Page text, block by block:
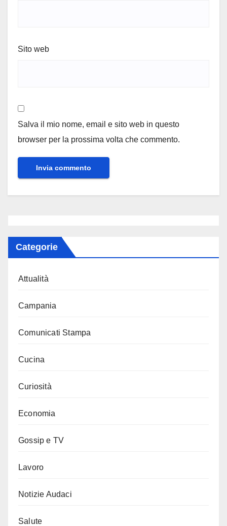
Sito web
Salva il mio nome, email e sito web in questo
browser per la prossima volta che commento.
Categorie
Attualità
Campania
Comunicati Stampa
Cucina
Curiosità
Economia
Gossip e TV
Lavoro
Notizie Audaci
Salute